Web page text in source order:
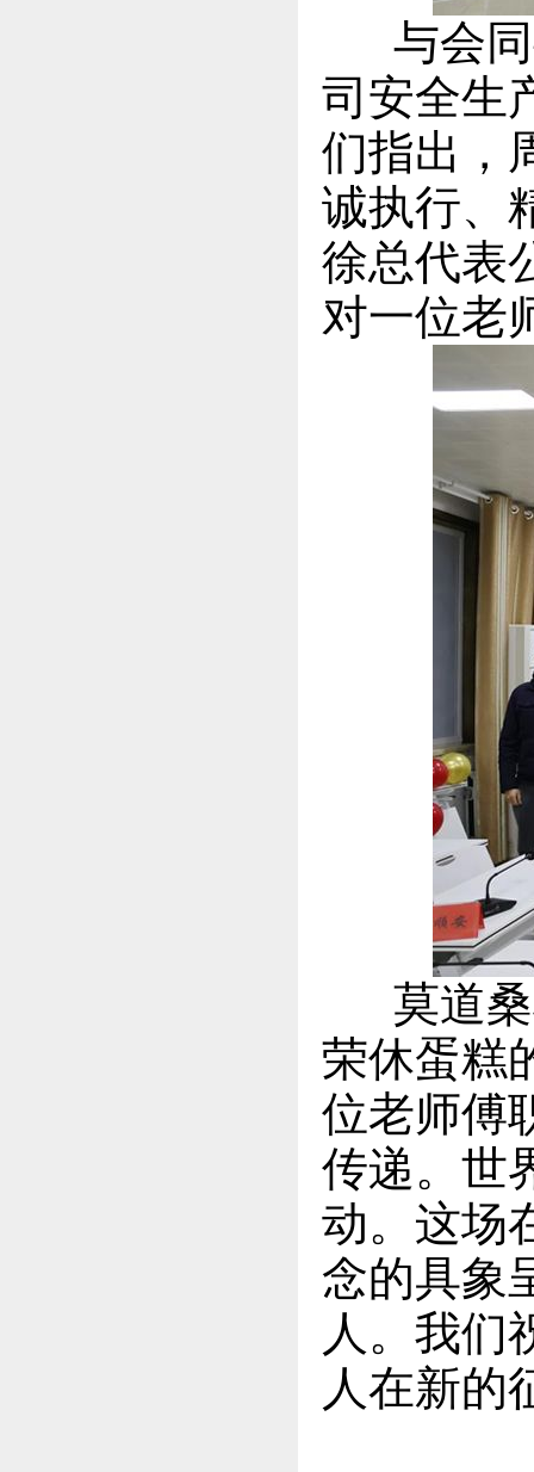
与会同
司安全生
们指出，
诚执行、
徐总代表
对一位老
莫道桑
荣休蛋糕
位老师傅
传递。世
动。这场
念的具象
人。我们
人在新的